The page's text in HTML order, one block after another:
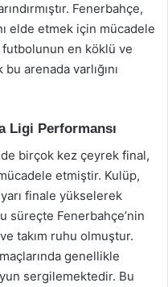
Fenerbahçe,
elde etmek için mücadele
en köklü ve
arenada varlığını
Ligi Performansı
birçok kez çeyrek final,
etmiştir. Kulüp,
finale yükselerek
süreçte Fenerbahçe’nin
takım ruhu olmuştur.
genellikle
sergilemektedir. Bu